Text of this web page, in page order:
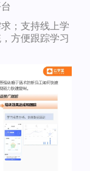
；支持线上学
方便跟踪学习